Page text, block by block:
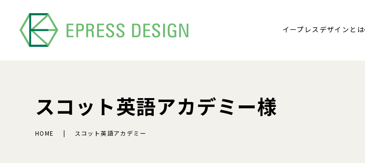
イープレスデザインとは
スコット英語アカデミー様
HOME スコット英語アカデミー